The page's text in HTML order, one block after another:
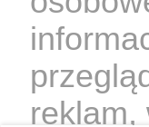
reklam,